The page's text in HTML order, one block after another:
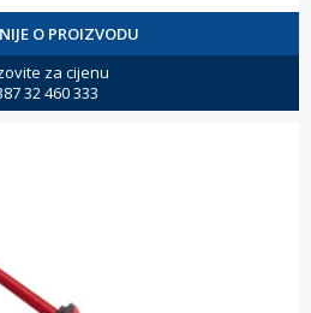
O PROIZVODU
za cijenu
32 460 333